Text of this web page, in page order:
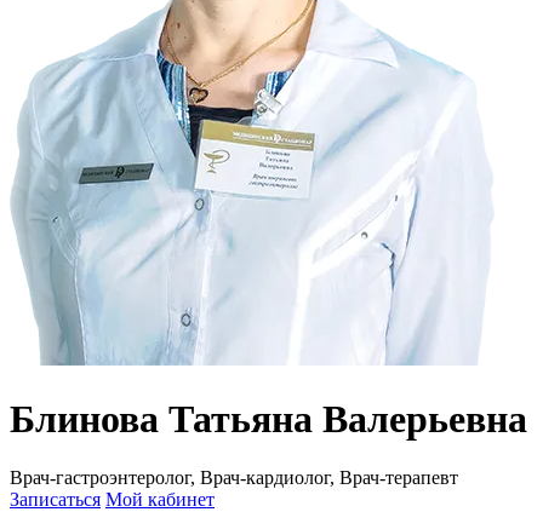
Блинова Татьяна Валерьевна
Врач-гастроэнтеролог, Врач-кардиолог, Врач-терапевт
Записаться Мой кабинет